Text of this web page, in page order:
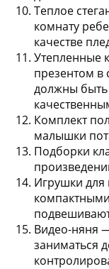
Теплое
комнату
качестве
Утепленные
презентом в
должны
Комплект
малышки
Подборки
Игрушки для
Видео-няня
заниматься